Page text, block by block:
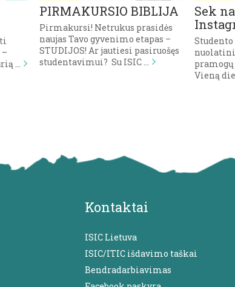
…
PIRMAKURSIO BIBLIJA
Pirmakursi! Netrukus prasidės
naujas Tavo gyvenimo etapas –
STUDIJOS! Ar jautiesi pasiruošęs
studentavimui? Su ISIC …
Sek
Vieną
Kontaktai
ISIC Lietuva
ISIC/ITIC išdavimo taškai
Bendradarbiavimas